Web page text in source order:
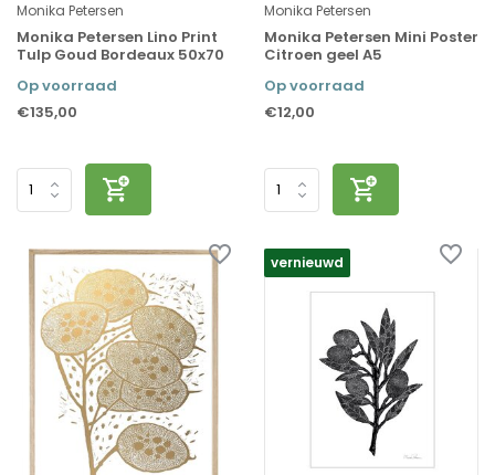
Monika Petersen
Monika Petersen Lino Print
Tulp Goud Bordeaux 50x70
Op voorraad
€135,00
Monika Petersen
Monika Petersen Mini Poster
Citroen geel A5
Op voorraad
€12,00
vernieuwd